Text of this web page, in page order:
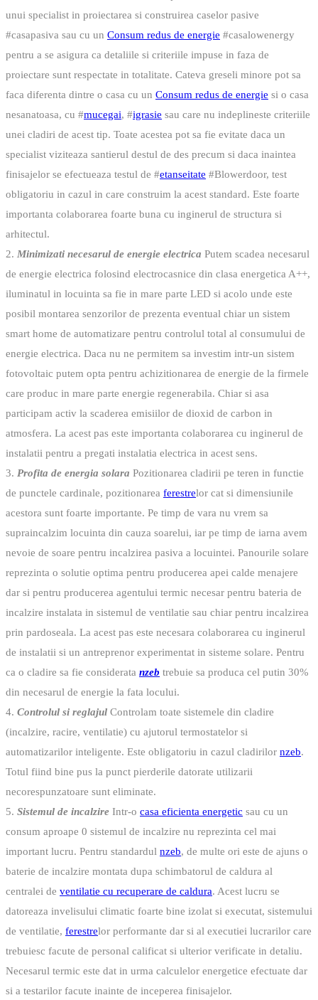
unui specialist in proiectarea si construirea caselor pasive
#casapasiva sau cu un Consum redus de energie #casalowenergy
pentru a se asigura ca detaliile si criteriile impuse in faza de
proiectare sunt respectate in totalitate. Cateva greseli minore pot sa
faca diferenta dintre o casa cu un Consum redus de energie si o casa
nesanatoasa, cu #mucegai, #igrasie sau care nu indeplineste criteriile
unei cladiri de acest tip. Toate acestea pot sa fie evitate daca un
specialist viziteaza santierul destul de des precum si daca inaintea
finisajelor se efectueaza testul de #etanseitate #Blowerdoor, test
obligatoriu in cazul in care construim la acest standard. Este foarte
importanta colaborarea foarte buna cu inginerul de structura si
arhitectul.
2. Minimizati necesarul de energie electrica Putem scadea necesarul
de energie electrica folosind electrocasnice din clasa energetica A++,
iluminatul in locuinta sa fie in mare parte LED si acolo unde este
posibil montarea senzorilor de prezenta eventual chiar un sistem
smart home de automatizare pentru controlul total al consumului de
energie electrica. Daca nu ne permitem sa investim intr-un sistem
fotovoltaic putem opta pentru achizitionarea de energie de la firmele
care produc in mare parte energie regenerabila. Chiar si asa
participam activ la scaderea emisiilor de dioxid de carbon in
atmosfera. La acest pas este importanta colaborarea cu inginerul de
instalatii pentru a pregati instalatia electrica in acest sens.
3. Profita de energia solara Pozitionarea cladirii pe teren in functie
de punctele cardinale, pozitionarea ferestrelor cat si dimensiunile
acestora sunt foarte importante. Pe timp de vara nu vrem sa
supraincalzim locuinta din cauza soarelui, iar pe timp de iarna avem
nevoie de soare pentru incalzirea pasiva a locuintei. Panourile solare
reprezinta o solutie optima pentru producerea apei calde menajere
dar si pentru producerea agentului termic necesar pentru bateria de
incalzire instalata in sistemul de ventilatie sau chiar pentru incalzirea
prin pardoseala. La acest pas este necesara colaborarea cu inginerul
de instalatii si un antreprenor experimentat in sisteme solare. Pentru
ca o cladire sa fie considerata nzeb trebuie sa produca cel putin 30%
din necesarul de energie la fata locului.
4. Controlul si reglajul Controlam toate sistemele din cladire
(incalzire, racire, ventilatie) cu ajutorul termostatelor si
automatizarilor inteligente. Este obligatoriu in cazul cladirilor nzeb.
Totul fiind bine pus la punct pierderile datorate utilizarii
necorespunzatoare sunt eliminate.
5. Sistemul de incalzire Intr-o casa eficienta energetic sau cu un
consum aproape 0 sistemul de incalzire nu reprezinta cel mai
important lucru. Pentru standardul nzeb, de multe ori este de ajuns o
baterie de incalzire montata dupa schimbatorul de caldura al
centralei de ventilatie cu recuperare de caldura. Acest lucru se
datoreaza invelisului climatic foarte bine izolat si executat, sistemului
de ventilatie, ferestrelor performante dar si al executiei lucrarilor care
trebuiesc facute de personal calificat si ulterior verificate in detaliu.
Necesarul termic este dat in urma calculelor energetice efectuate dar
si a testarilor facute inainte de inceperea finisajelor.